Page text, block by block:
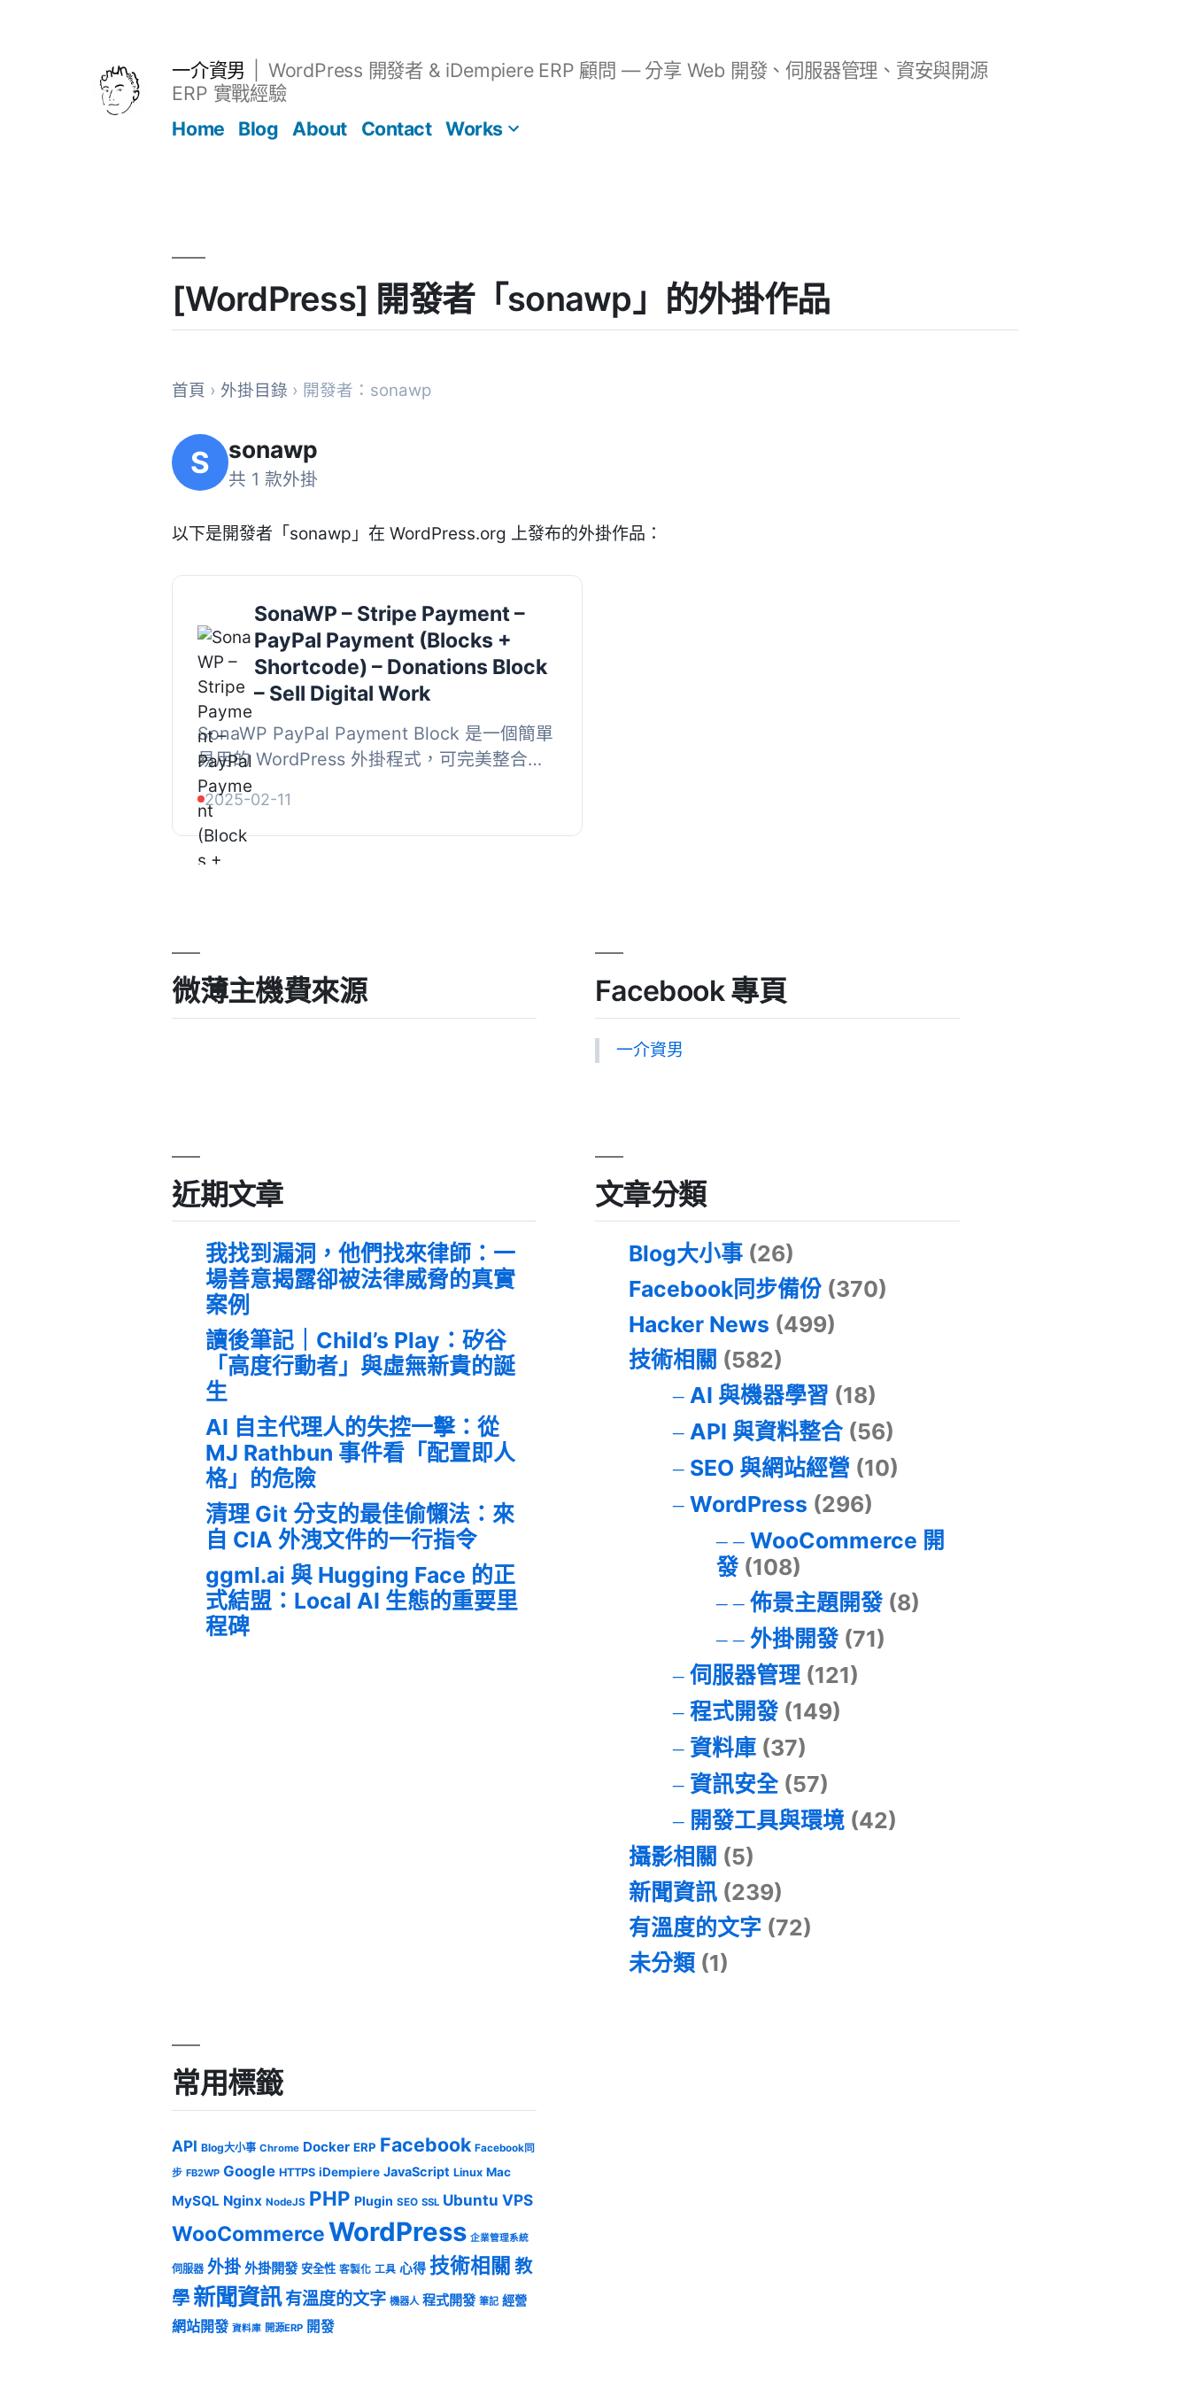
一介資男
WordPress 開發者 & iDempiere ERP 顧問 — 分享 Web 開發、伺服器管理、資安與開源
ERP 實戰經驗
Home
Blog About Contact Works
[WordPress] 開發者「sonawp」的外掛作品
首頁 › 外掛目錄 › 開發者：sonawp
S sonawp
共 1 款外掛
以下是開發者「sonawp」在 WordPress.org 上發布的外掛作品：
SonaWP – Stripe Payment –
PayPal Payment (Blocks +
Shortcode) – Donations Block
– Sell Digital Work
SonaWP PayPal Payment Block 是一個簡單
易用的 WordPress 外掛程式，可完美整合
PayPal，讓使用者能夠輕鬆管理全球化的付款
服務，支援多幣別付款，而且每件...
2025-02-11
微薄主機費來源 Facebook 專頁
一介資男
近期文章
我找到漏洞，他們找來律師：一
場善意揭露卻被法律威脅的真實
案例
讀後筆記｜Child’s Play：矽谷
「高度行動者」與虛無新貴的誕
生
AI 自主代理人的失控一擊：從
MJ Rathbun 事件看「配置即人
格」的危險
清理 Git 分支的最佳偷懶法：來
自 CIA 外洩文件的一行指令
ggml.ai 與 Hugging Face 的正
式結盟：Local AI 生態的重要里
程碑
文章分類
Blog大小事 (26)
Facebook同步備份 (370)
Hacker News (499)
技術相關 (582)
AI 與機器學習 (18)
API 與資料整合(56)
SEO 與網站經營 (10)
WordPress (296)
WooCommerce 開
發(108)
佈景主題開發(8)
外掛開發(71)
伺服器管理(121)
程式開發(149)
資料庫(37)
資訊安全(57)
開發工具與環境(42)
攝影相關 (5)
新聞資訊 (239)
有溫度的文字 (72)
未分類 (1)
常用標籤
API Blog大小事 Chrome Docker ERP Facebook Facebook同
步 FB2WP Google HTTPS iDempiere JavaScript Linux Mac
MySQL Nginx NodeJS PHP Plugin SEO SSL Ubuntu VPS
WooCommerceWordPress 企業管理系統
伺服器 外掛 外掛開發 安全性 客製化 工具 心得 技術相關 教
學 新聞資訊有溫度的文字 機器人 程式開發 筆記 經營
網站開發 資料庫 開源ERP 開發